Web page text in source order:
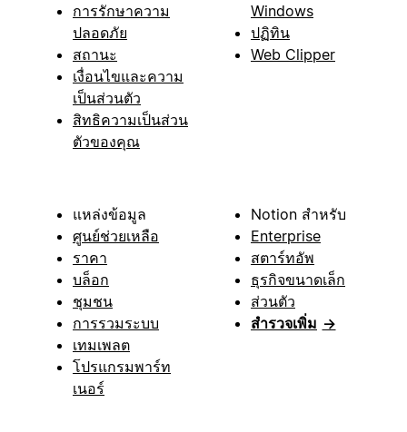
การรักษาความ
ปลอดภัย
สถานะ
เงื่อนไขและความ
เป็นส่วนตัว
สิทธิความเป็นส่วน
ตัวของคุณ
Windows
ปฏิทิน
Web Clipper
แหล่งข้อมูล
ศูนย์ช่วยเหลือ
ราคา
บล็อก
ชุมชน
การรวมระบบ
เทมเพลต
โปรแกรมพาร์ท
เนอร์
Notion สำหรับ
Enterprise
สตาร์ทอัพ
ธุรกิจขนาดเล็ก
ส่วนตัว
สำรวจเพิ่ม →